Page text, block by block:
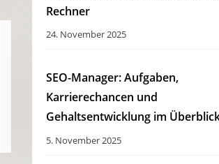
Rechner
24. November 2025
SEO-Manager: Aufgaben,
Karrierechancen und
Gehaltsentwicklung im
5. November 2025